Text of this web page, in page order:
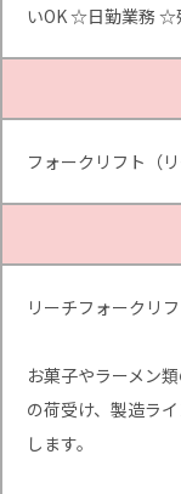
いOK ☆日勤業務 ☆
フォークリフト（
リーチフォークリフ
お菓子やラーメン
の荷受け、製造ラ
します。